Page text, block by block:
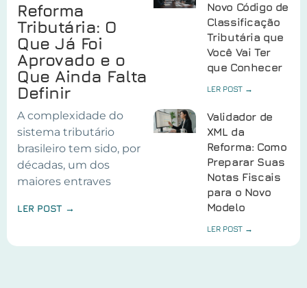
Reforma
Tributária: O
Que Já Foi
Aprovado e o
Que Ainda Falta
Definir
A complexidade do
sistema tributário
brasileiro tem sido, por
décadas, um dos
maiores entraves
LER POST →
Novo Código de
Classificação
Tributária que
Você Vai Ter
que Conhecer
LER POST →
Validador de
XML da
Reforma: Como
Preparar Suas
Notas Fiscais
para o Novo
Modelo
LER POST →